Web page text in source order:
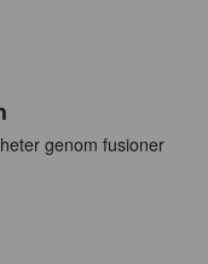
genom fusioner